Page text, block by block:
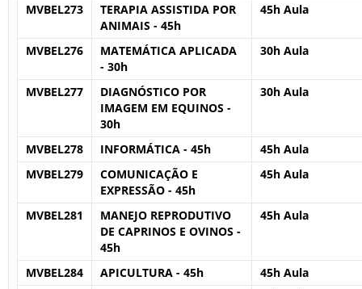
MVBEL273
TERAPIA ASSISTIDA POR
ANIMAIS - 45h
45h Aula
MVBEL276
MATEMÁTICA APLICADA
- 30h
30h Aula
MVBEL277
DIAGNÓSTICO POR
IMAGEM EM EQUINOS -
30h
30h Aula
MVBEL278 INFORMÁTICA - 45h
45h Aula
MVBEL279
COMUNICAÇÃO E
EXPRESSÃO - 45h
45h Aula
MVBEL281
MANEJO REPRODUTIVO
DE CAPRINOS E OVINOS -
45h
45h Aula
MVBEL284 APICULTURA - 45h
45h Aula